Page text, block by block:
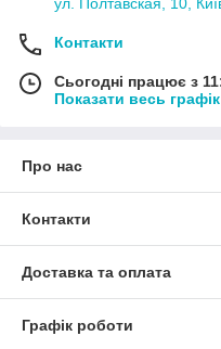
Контакти
Сьогодні працює з
Показати весь
Про нас
Контакти
Доставка та оплата
Графік роботи